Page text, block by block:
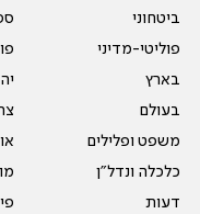
ביטחוני
פוליטי-מדיני
בארץ
בעולם
משפט ופלילים
כלכלה ונדל"ן
דעות